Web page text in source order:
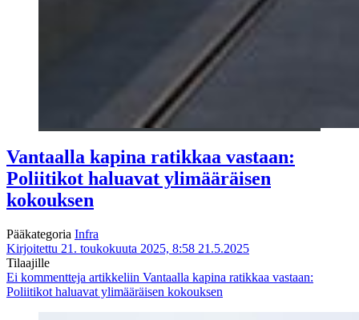
Vantaalla kapina ratikkaa vastaan:
Poliitikot haluavat yli­määräisen
kokouksen
Pääkategoria Infra
Kirjoitettu 21. toukokuuta 2025, 8:58 21.5.2025
Tilaajille
Ei kommentteja artikkeliin Vantaalla kapina ratikkaa vastaan:
Poliitikot haluavat yli­määräisen kokouksen